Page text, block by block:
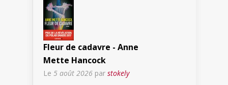
Fleur de cadavre - Anne
Mette Hancock
Le 5 août 2026 par stokely